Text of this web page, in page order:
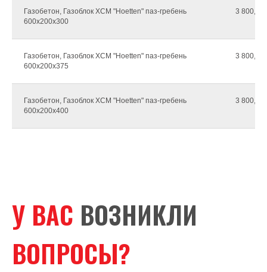
Газобетон, Газоблок ХCМ "Hoetten" паз-гребень
600х200х300
3
Газобетон, Газоблок ХCМ "Hoetten" паз-гребень
600х200х375
3
Газобетон, Газоблок ХCМ "Hoetten" паз-гребень
600х200х400
3
У ВАС ВОЗНИКЛИ
ВОПРОСЫ?